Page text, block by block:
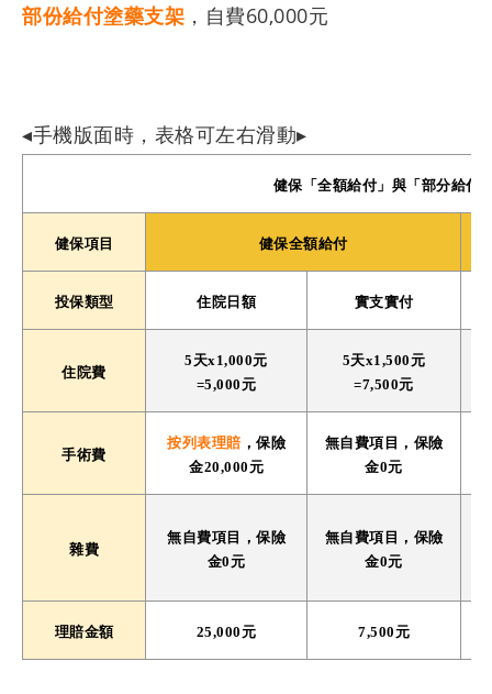
部份給付塗藥支架 ，自費60,000元
◂手機版面時，表格可左右滑動▸
健保「全額給付」與「部分給付
健保項目 健保全額給付
投保類型 住院日額 實支實付
住院費
5天x1,000元
=5,000元
5天x1,500元
=7,500元
手術費
按列表理賠，保險
金20,000元
無自費項目，保險
金0元
雜費
無自費項目，保險
金0元
無自費項目，保險
金0元
理賠金額 25,000元 7,500元